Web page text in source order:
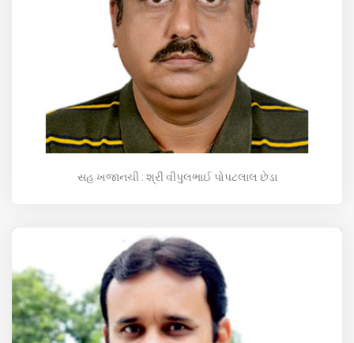
સહ ખજાનચી : શ્રી વીપુલભાઈ પોપટલાલ છેડા